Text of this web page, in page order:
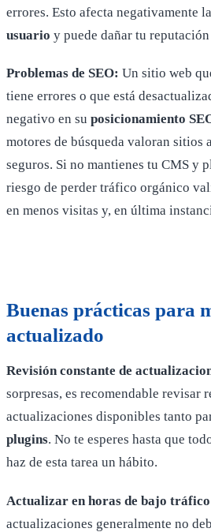
errores. Esto afecta negativamente la
usuario y puede dañar tu
Problemas de SEO: Un sitio web
tiene errores o que está
negativo en su posicionamiento
motores de búsqueda valoran sitios
seguros. Si no mantienes tu CMS y
riesgo de perder tráfico orgánico
en menos visitas y, en última
Buenas prácticas para
actualizado
Revisión constante de
sorpresas, es recomendable revisar
actualizaciones disponibles tanto
plugins. No te esperes hasta que
haz de esta tarea un hábito.
Actualizar en horas de bajo
actualizaciones generalmente no